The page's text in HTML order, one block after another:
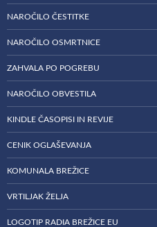
NAROČILO ČESTITKE
NAROČILO OSMRTNICE
ZAHVALA PO POGREBU
NAROČILO OBVESTILA
KINDLE ČASOPISI IN REVIJE
CENIK OGLAŠEVANJA
KOMUNALA BREŽICE
VRTILJAK ŽELJA
LOGOTIP RADIA BREŽICE EU